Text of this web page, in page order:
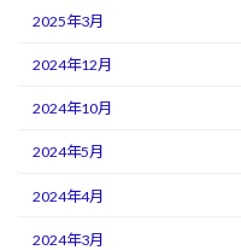
2025年3月
2024年12月
2024年10月
2024年5月
2024年4月
2024年3月